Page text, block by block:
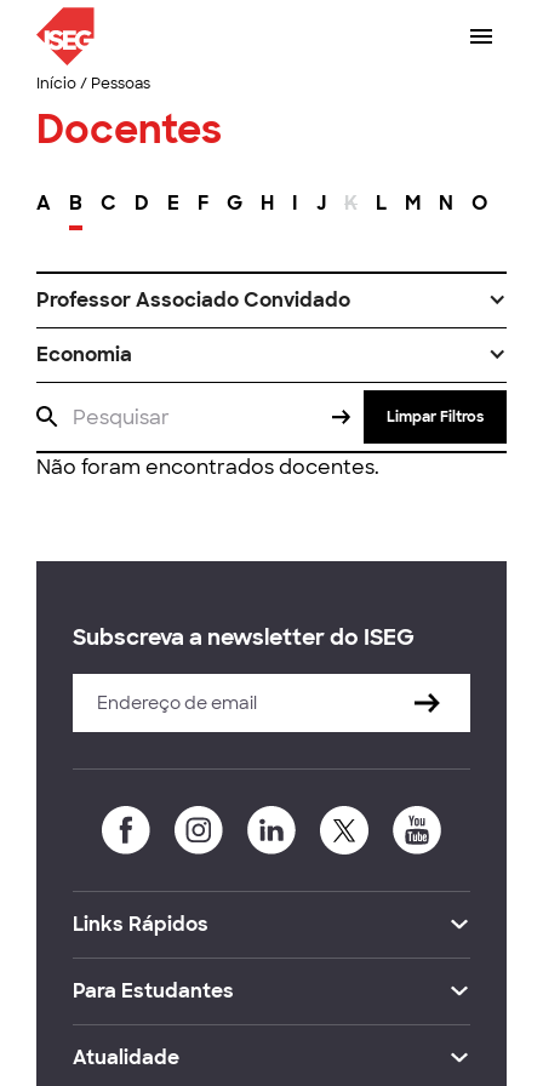
Início/ Pessoas
Docentes
A B C D E F G H I J K L M N O
Professor Associado Convidado
Economia
Limpar Filtros
Não foram encontrados docentes.
Subscreva a newsletter do ISEG
Links Rápidos
Para Estudantes
Atualidade